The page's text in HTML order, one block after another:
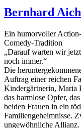
Bernhard
Ein humorvoller
Comedy-Tradition
„Darauf warten wir
noch immer.“
Die
Auftrag einer reichen
Kindergärtnerin, Maria
das harmlose Opfer,
beiden Frauen in ein
Familiengeheimnisse.
ungewöhnliche